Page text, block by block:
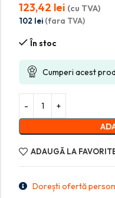
123,42 lei (cu TVA)
102 lei (fara TVA)
În stoc
Cumperi acest
ADAUGĂ LA
Dorești ofertă